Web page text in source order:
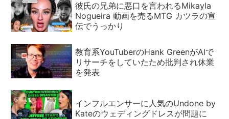
彼氏の兄弟に悪口を言われるMikayla
Nogueira 動画を売るMTG カツラの宣
伝でうっかり
教育系YouTuberのHank GreenがAIで
リサーチをしていたため批判され休業
を発表
インフルエンサーに人気のUndone by
Kateのウェディングドレスが問題に